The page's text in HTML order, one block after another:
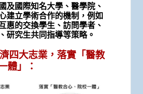
及國際知名大學、醫學院、
建立學術合作的機制，例如
惠的交換學生、訪問學者、
研究生共同指導等策略。
四大志業，落實「醫教
體」：